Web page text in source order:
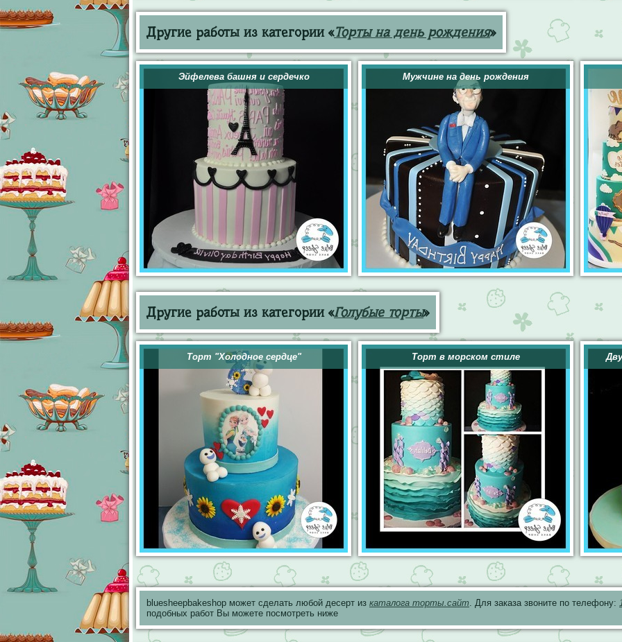
Другие работы из категории «Торты на день рождения»
Эйфелева башня и сердечко Мужчине на день рождения
Другие работы из категории «Голубые торты»
Торт "Холодное сердце" Торт в морском стиле
bluesheepbakeshop может сделать любой десерт из каталога торты.сайт. Для заказа звоните по телефону:
подобных работ Вы можете посмотреть ниже